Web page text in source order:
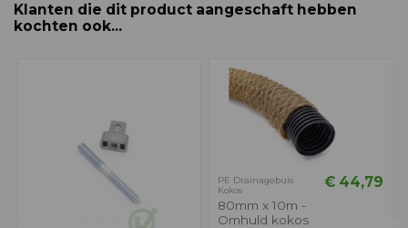
Klanten die dit product aangeschaft hebben
kochten ook...
PE Drainagebuis
Kokos
80mm x 10m -
Omhuld kokos
€ 44,79